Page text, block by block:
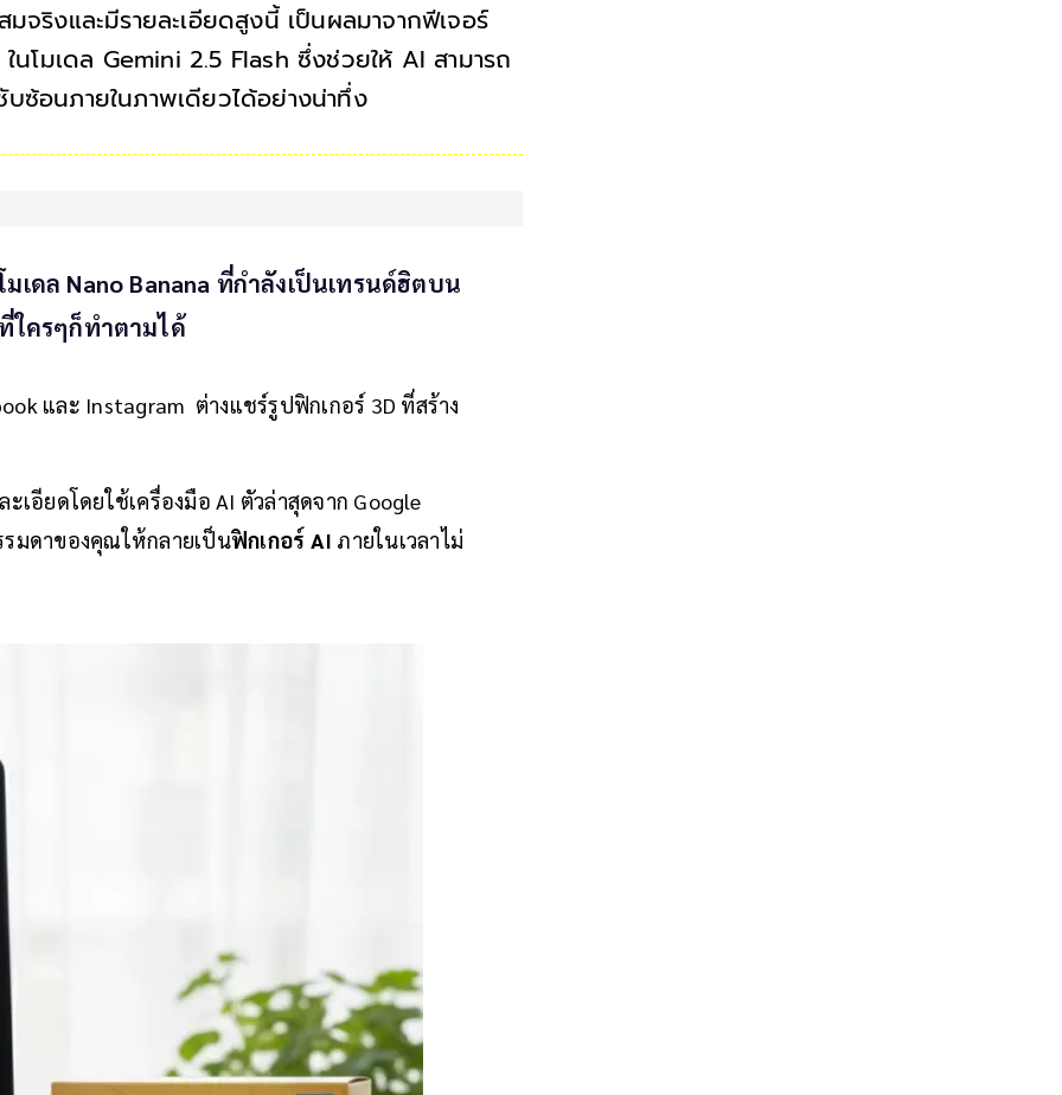
จริงและมีรายละเอียดสูงนี้ เป็นผลมาจากฟีเจอร์
นโมเดล Gemini 2.5 Flash ซึ่งช่วยให้ AI สามารถ
ซ้อนภายในภาพเดียวได้อย่างน่าทึ่ง
เดล Nano Banana ที่กำลังเป็นเทรนด์ฮิตบน
ใครๆก็ทำตามได้
และ Instagram ต่างแชร์รูปฟิกเกอร์ 3D ที่สร้าง
อียดโดยใช้เครื่องมือ AI ตัวล่าสุดจาก Google
มดาของคุณให้กลายเป็นฟิกเกอร์ AI ภายในเวลาไม่